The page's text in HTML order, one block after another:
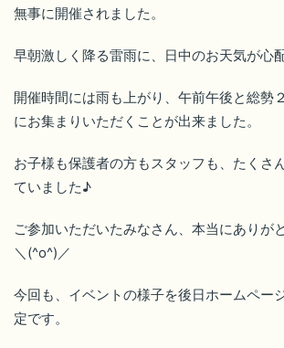
無事に開催されました。
早朝激しく降る雷雨に、日中のお天気が心
開催時間には雨も上がり、午前午後と総勢
にお集まりいただくことが出来ました。
お子様も保護者の方もスタッフも、たくさ
ていました♪
ご参加いただいたみなさん、本当にありが
＼(^o^)／
今回も、イベントの様子を後日ホームペー
定です。